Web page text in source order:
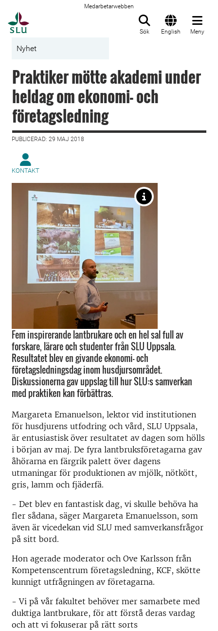
Medarbetarwebben
Sök English Meny
Nyhet
Praktiker mötte akademi under
heldag om ekonomi- och
företagsledning
PUBLICERAD: 29 MAJ 2018
KONTAKT
Fem inspirerande lantbrukare och en hel sal full av
forskare, lärare och studenter från SLU Uppsala.
Resultatet blev en givande ekonomi- och
företagsledningsdag inom husdjursområdet.
Diskussionerna gav uppslag till hur SLU:s samverkan
med praktiken kan förbättras.
Margareta Emanuelson, lektor vid institutionen
för husdjurens utfodring och vård, SLU Uppsala,
är entusiastisk över resultatet av dagen som hölls
i början av maj. De fyra lantbruksföretagarna gav
åhörarna en färgrik palett över dagens
utmaningar för produktionen av mjölk, nötkött,
gris, lamm och fjäderfä.
- Det blev en fantastisk dag, vi skulle behöva ha
fler sådana, säger Margareta Emanuelsson, som
även är vicedekan vid SLU med samverkansfrågor
på sitt bord.
Hon agerade moderator och Ove Karlsson från
Kompetenscentrum företagsledning, KCF, skötte
kunnigt utfrågningen av företagarna.
- Vi på vår fakultet behöver mer samarbete med
duktiga lantbrukare, för att förstå deras vardag
och att vi fokuserar på rätt sorts